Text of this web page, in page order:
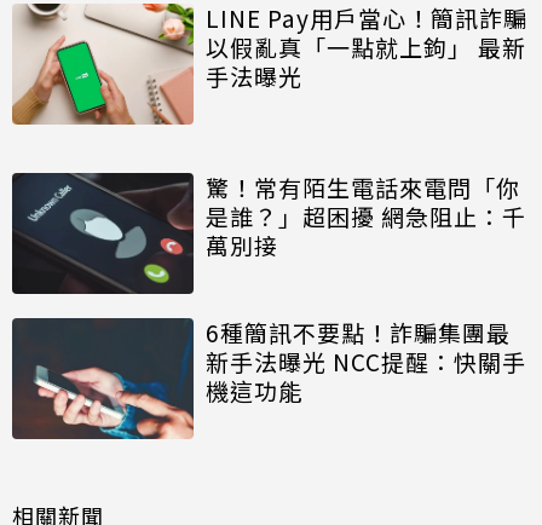
LINE Pay用戶當心！簡訊詐騙
以假亂真「一點就上鉤」 最新
手法曝光
驚！常有陌生電話來電問「你
是誰？」超困擾 網急阻止：千
萬別接
6種簡訊不要點！詐騙集團最
新手法曝光 NCC提醒：快關手
機這功能
相關新聞